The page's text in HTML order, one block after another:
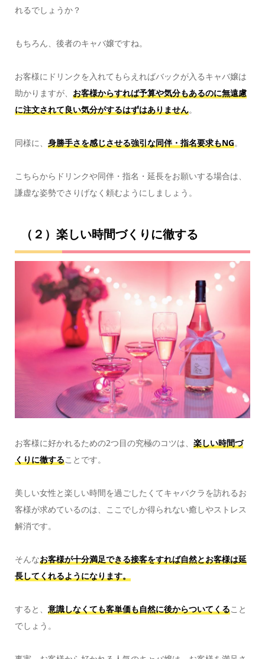
れるでしょうか？
もちろん、後者のキャバ嬢ですね。
お客様にドリンクを入れてもらえればバックが入るキャバ嬢は
助かりますが、 お客様からすれば予算や気分もあるのに無遠慮
に注文されて良い気分がするはずはありません。
同様に、 身勝手さを感じさせる強引な同伴・指名要求もNG。
こちらからドリンクや同伴・指名・延長をお願いする場合は、
謙虚な姿勢でさりげなく頼むようにしましょう。
（２）楽しい時間づくりに徹する
お客様に好かれるための2つ目の究極のコツは、 楽しい時間づ
くりに徹することです。
美しい女性と楽しい時間を過ごしたくてキャバクラを訪れるお
客様が求めているのは、ここでしか得られない癒しやストレス
解消です。
そんなお客様が十分満足できる接客をすれば自然とお客様は延
長してくれるようになります。
すると、 意識しなくても客単価も自然に後からついてくること
でしょう。